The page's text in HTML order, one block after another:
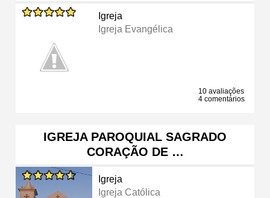
Igreja
Igreja Evangélica
10 avaliações
4 comentários
IGREJA PAROQUIAL SAGRADO
CORAÇÃO DE …
Igreja
Igreja Católica